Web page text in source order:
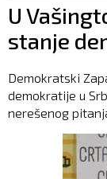
U
stanje
Demokratski
demokratije u
nerešenog pitanja